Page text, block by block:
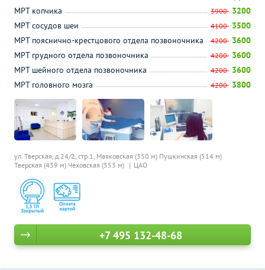
ул. Тверская, д.24/2, стр.1, Маяковская (350 м) Пушкинская (514 м)
Тверская (439 м) Чеховская (553 м) ЦАО
МРТ копчика
3900 3200
МРТ сосудов шеи
4100 3500
МРТ пояснично-крестцового отдела позвоночника
4200 3600
МРТ грудного отдела позвоночника
4200 3600
МРТ шейного отдела позвоночника
4200 3600
МРТ головного мозга
4200 3800
+7 495 132-48-68